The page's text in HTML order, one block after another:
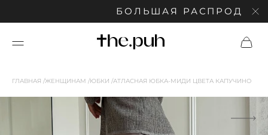
БОЛЬШАЯ РАСПРОДАЖА:
ГЛАВНАЯ ЖЕНЩИНАМ ЮБКИ АТЛАСНАЯ ЮБКА-МИДИ ЦВЕТА КАПУЧИНО